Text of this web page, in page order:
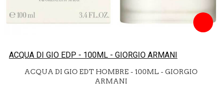
ACQUA DI GIO EDP - 100ML - GIORGIO ARMANI
ACQUA DI GIO EDT HOMBRE - 100ML - GIORGIO
ARMANI